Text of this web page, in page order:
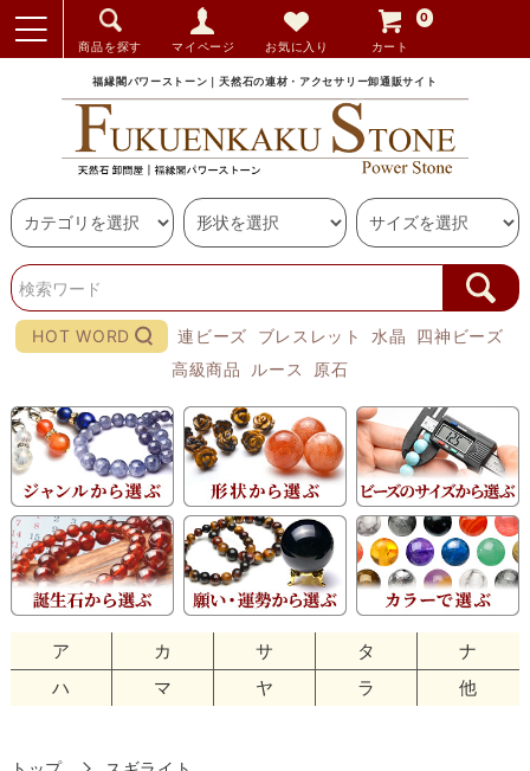
商品を探す マイページ お気に入り カート
0
福縁閣パワーストーン｜天然石の連材・アクセサリー卸通販サイト
HOT WORD 連ビーズ ブレスレット 水晶
四神ビーズ
高級商品
ルース 原石
ア カ サ タ
ナ
ハ
マ ヤ ラ 他